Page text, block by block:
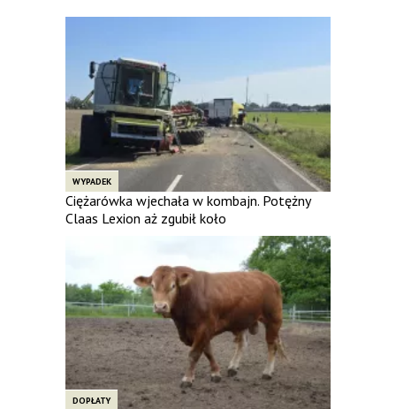
WYPADEK
Ciężarówka wjechała w kombajn. Potężny
Claas Lexion aż zgubił koło
DOPŁATY